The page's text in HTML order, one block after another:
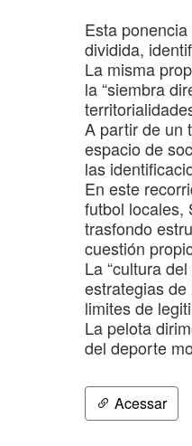
Esta
dividida,
La misma
la “siembra
A partir de un
espacio de
las
En este
futbol locales,
trasfondo
cuestión
La “cultura
estrategias
limites de
La pelota
del deporte
Acessar